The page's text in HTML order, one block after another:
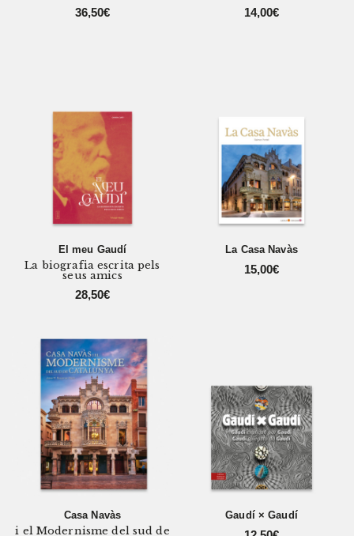
36,50€ 14,00€
El meu Gaudí
La biografia escrita pels
seus amics
28,50€
La Casa Navàs
15,00€
Casa Navàs
i el Modernisme del sud de
Gaudí × Gaudí